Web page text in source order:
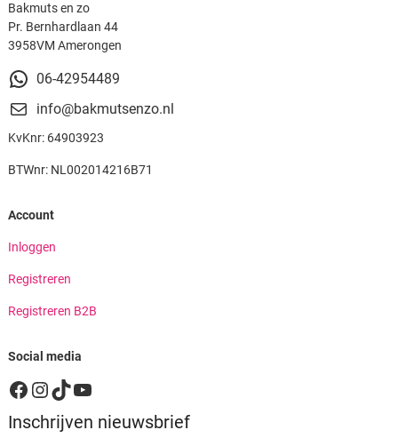
Bakmuts en zo
Pr. Bernhardlaan 44
3958VM Amerongen
06-42954489
info@bakmutsenzo.nl
KvKnr: 64903923
BTWnr: NL002014216B71
Account
Inloggen
Registreren
Registreren B2B
Social media
Facebook
Instagram
TikTok
YouTube
Inschrijven nieuwsbrief